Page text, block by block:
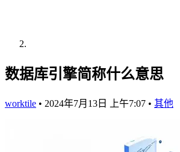
数据库引擎简称什么意思
worktile • 2024年7月13日 上午7:07 • 其他